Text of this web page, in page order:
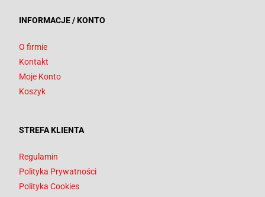
INFORMACJE / KONTO
O firmie
Kontakt
Moje Konto
Koszyk
STREFA KLIENTA
Regulamin
Polityka Prywatności
Polityka Cookies